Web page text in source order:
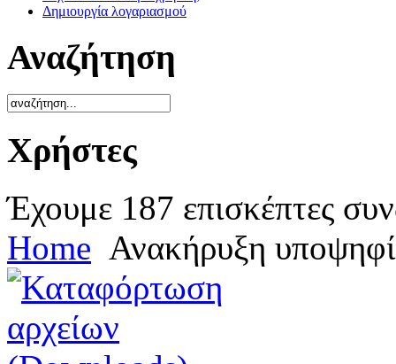
Δημιουργία λογαριασμού
Αναζήτηση
Χρήστες
Έχουμε 187 επισκέπτες
Home Ανακήρυξη